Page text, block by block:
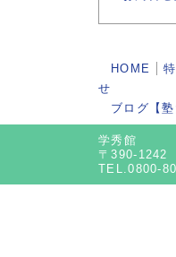
HOME
せ
ブログ【塾
学秀館
〒390-1242
TEL.0800-